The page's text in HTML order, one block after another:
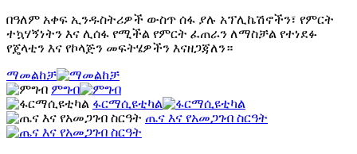
በዓለም አቀፍ ኢንዱስትሪዎች ውስጥ ሰፋ ያሉ አፕሊኬሽኖችን፣ የምርት
ተኳሃኝነትን እና ሊሰፋ የሚችል የምርት ፈጠራን ለማስቻል የተነደፉ
የጄላቲን እና የኮላጅን መፍትሄዎችን እናዘጋጃለን።
ማመልከቻ
ምግብ
ፋርማሲዩቲካል
ጤና እና የአመጋገብ ስርዓት